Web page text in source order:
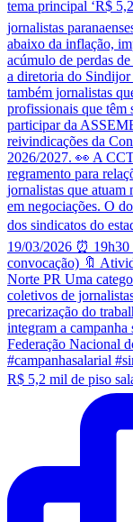
R$ 5,2 mil de piso